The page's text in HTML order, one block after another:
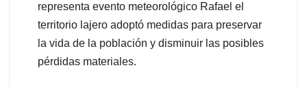
representa evento meteorológico Rafael el
territorio lajero adoptó medidas para preservar
la vida de la población y disminuir las posibles
pérdidas materiales.